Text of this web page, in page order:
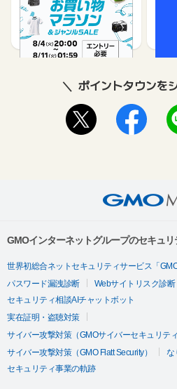
1%
ポイントタウンを
GMOインターネットグループのセキュ
世界初総合ネットセキュリティサービス「
パスワード漏洩診断
Webサイトリスク診断
セキュリティ相談AIチャットボット
実在証明・盗聴対策
サイバー攻撃対策（GMOサイバーセキュリテ
サイバー攻撃対策（GMO Flatt Security）
な
セキュリティ事業の軌跡